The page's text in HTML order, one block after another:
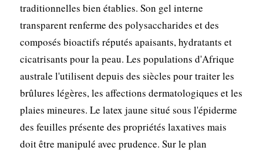
traditionnelles bien établies. Son gel interne
transparent renferme des polysaccharides et des
composés bioactifs réputés apaisants, hydratants et
cicatrisants pour la peau. Les populations d'Afrique
australe l'utilisent depuis des siècles pour traiter les
brûlures légères, les affections dermatologiques et les
plaies mineures. Le latex jaune situé sous l'épiderme
des feuilles présente des propriétés laxatives mais
doit être manipulé avec prudence. Sur le plan